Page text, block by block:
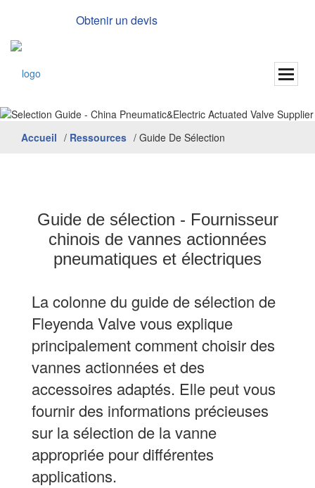
Obtenir un devis
Accueil / Ressources / Guide De Sélection
Guide de sélection - Fournisseur
chinois de vannes actionnées
pneumatiques et électriques
La colonne du guide de sélection de
Fleyenda Valve vous explique
principalement comment choisir des
vannes actionnées et des
accessoires adaptés. Elle peut vous
fournir des informations précieuses
sur la sélection de la vanne
appropriée pour différentes
applications.